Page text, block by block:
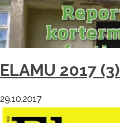
ELAMU 2017 (3)
29.10.2017